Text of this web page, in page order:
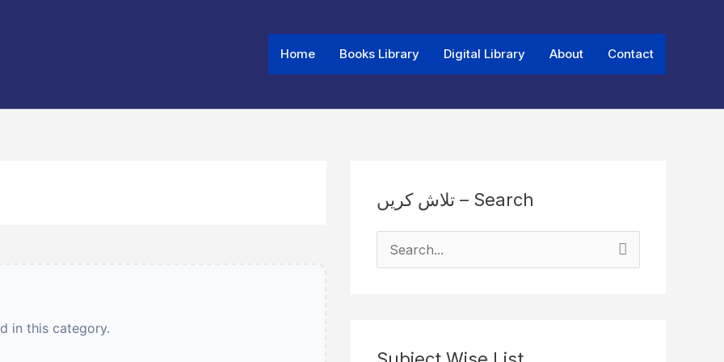
Home Books Library Digital Library About Contact
in this category.
تلاش کریں – Search
c